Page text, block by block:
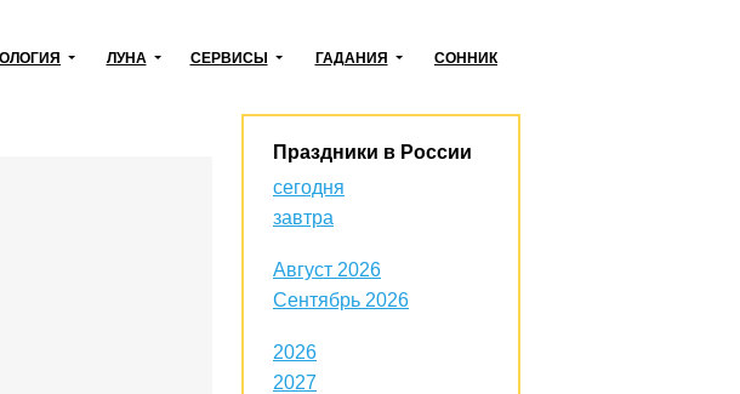
ЛУНА СЕРВИСЫ ГАДАНИЯ СОННИК
Праздники в России
сегодня
завтра
Август 2026
Сентябрь 2026
2026
2027